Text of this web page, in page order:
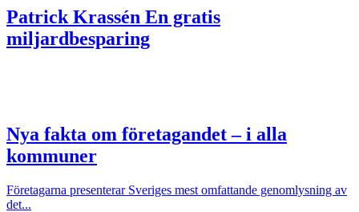
Patrick Krassén En gratis
miljardbesparing
Nya fakta om företagandet – i alla
kommuner
Företagarna presenterar Sveriges mest omfattande genomlysning av
det...